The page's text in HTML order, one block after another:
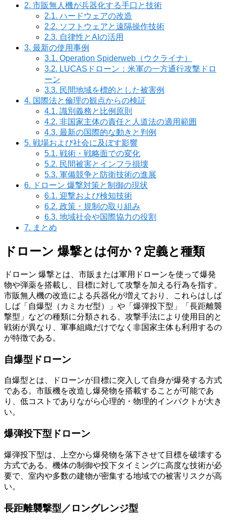
2. 市販無人機が兵器化する手口と技術
2.1. ハードウェアの改造
2.2. ソフトウェアと遠隔操作技術
2.3. 自律性とAIの活用
3. 最新の使用事例
3.1. Operation Spiderweb（ウクライナ）
3.2. LUCASドローン：米軍の一方通行攻撃ドロ
ーン
3.3. 民間地域を標的とした被害例
4. 国際法と倫理の観点からの検証
4.1. 識別義務と比例原則
4.2. 非国家主体の責任と人道法の適用範囲
4.3. 最新の国際的な動きと判例
5. 戦場および社会に及ぼす影響
5.1. 戦術・戦略面での変化
5.2. 民間被害とインフラ損壊
5.3. 軍備競争と防衛技術の進展
6. ドローン 爆撃対策と制御の現状
6.1. 迎撃および検知技術
6.2. 政策・規制の取り組み
6.3. 地域社会や国際協力の役割
7. まとめ
ドローン 爆撃とは何か？定義と種類
ドローン 爆撃とは、市販または軍用ドローンを使って爆発
物や弾薬を搭載し、目標に対して攻撃を加える行為を指す。
市販無人機の改造による兵器化が増えており、これらはしば
しば「自爆型（カミカゼ型）」や「爆弾投下型」「長距離襲
撃型」などの種類に分類される。攻撃手法により使用目的と
戦術が異なり、軍事組織だけでなく非国家主体も利用するの
が特徴である。
自爆型ドローン
自爆型とは、ドローンが目標に突入して自身が爆発する方式
である。市販機を改造し爆発物を搭載することが可能であ
り、低コストでありながら心理的・物理的インパクトが大き
い。
爆弾投下型ドローン
爆弾投下型は、上空から爆発物を落下させて目標を破壊する
方式である。機体の制御や投下タイミングに高度な技術が必
要で、室内や多数の建物が密集する地域での被害リスクが高
い。
長距離襲撃型／ロングレンジ型